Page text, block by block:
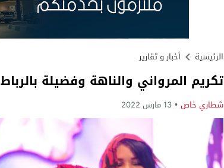
الرئيسية أخبار و تقارير
تكريم المرواني والناهة وفضيلة بالرباط
شطاري خاص 13 مارس 2022